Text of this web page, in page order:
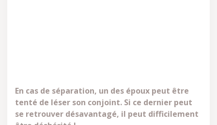
En cas de séparation, un des époux peut être
tenté de léser son conjoint. Si ce dernier peut
se retrouver désavantagé, il peut difficilement